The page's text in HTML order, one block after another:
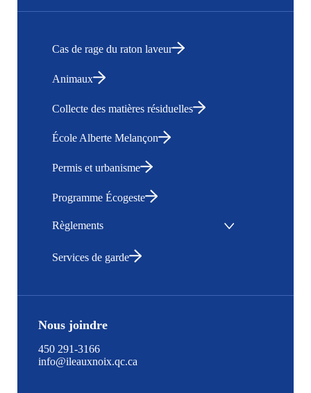
Cas de rage du raton laveur
Animaux
Collecte des matières résiduelles
École Alberte Melançon
Permis et urbanisme
Programme Écogeste
Règlements
Services de garde
Nous joindre
450 291-3166
info@ileauxnoix.qc.ca